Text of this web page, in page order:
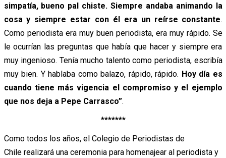
simpatía, bueno pal chiste. Siempre andaba animando la
cosa y siempre estar con él era un reírse constante.
Como periodista era muy buen periodista, era muy rápido. Se
le ocurrían las preguntas que había que hacer y siempre era
muy ingenioso. Tenía mucho talento como periodista, escribía
muy bien. Y hablaba como balazo, rápido, rápido. Hoy día es
cuando tiene más vigencia el compromiso y el ejemplo
que nos deja a Pepe Carrasco”.
*******
Como todos los años, el Colegio de Periodistas de
Chile realizará una ceremonia para homenajear al periodista y